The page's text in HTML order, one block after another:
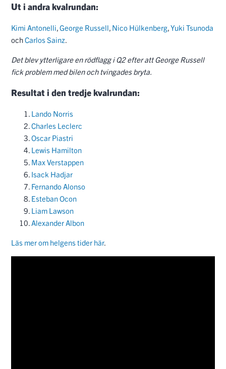
Ut i andra kvalrundan:
Kimi Antonelli,George Russell, Nico Hülkenberg,Yuki Tsunoda
ochCarlos Sainz.
Det blev ytterligare en rödflagg i Q2 efter att George Russell
fick problem med bilen och tvingades bryta.
Resultat i den tredje kvalrundan:
Lando Norris
Charles Leclerc
Oscar Piastri
Lewis Hamilton
Max Verstappen
Isack Hadjar
Fernando Alonso
Esteban Ocon
Liam Lawson
Alexander Albon
Läs mer om helgens tider här.